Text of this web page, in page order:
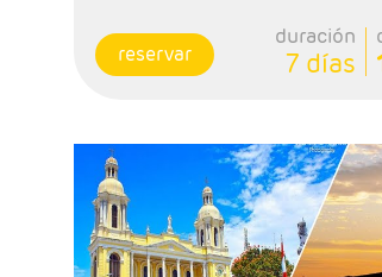
reservar
duración
7 días
- Salidas: Diarias
- Ruta: 3 noches Trujillo, 2 noches
noches Lima, 3 noches Cusco, 1
Sagrado, 1 noche Aguas Calientes.
- Régimen: 12 desayunos y 4